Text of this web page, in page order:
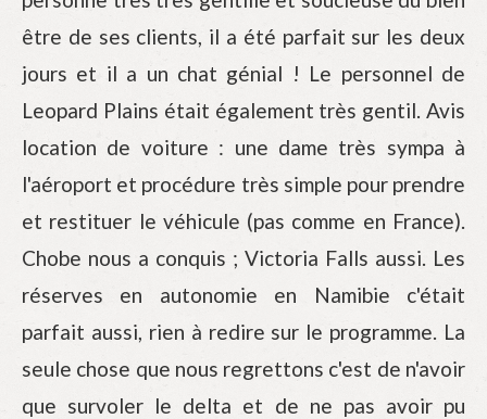
être de ses clients, il a été parfait sur les deux
jours et il a un chat génial ! Le personnel de
Leopard Plains était également très gentil. Avis
location de voiture : une dame très sympa à
l'aéroport et procédure très simple pour prendre
et restituer le véhicule (pas comme en France).
Chobe nous a conquis ; Victoria Falls aussi. Les
réserves en autonomie en Namibie c'était
parfait aussi, rien à redire sur le programme. La
seule chose que nous regrettons c'est de n'avoir
que survoler le delta et de ne pas avoir pu